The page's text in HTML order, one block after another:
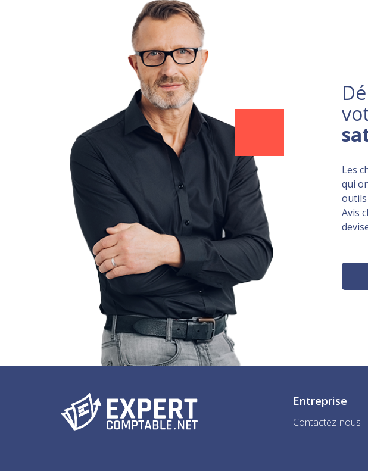
Les
qui
Avis
Entreprise
Contactez-nous